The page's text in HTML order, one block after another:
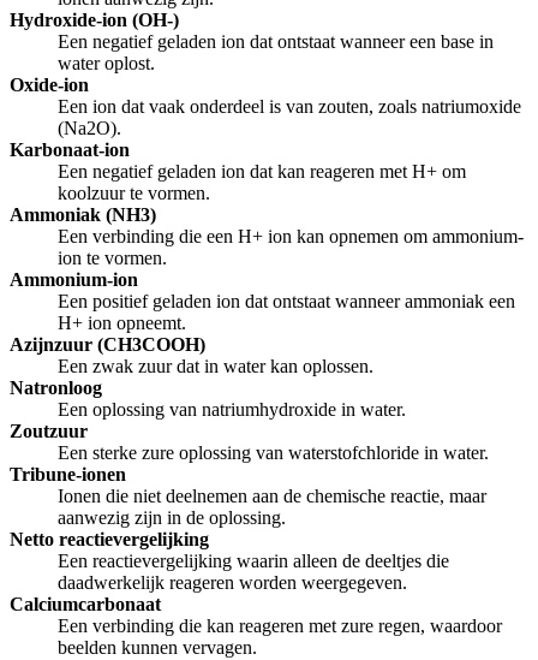
Hydroxide-ion (OH-)
Een negatief geladen ion dat ontstaat wanneer een base in
water oplost.
Oxide-ion
Een ion dat vaak onderdeel is van zouten, zoals natriumoxide
(Na2O).
Karbonaat-ion
Een negatief geladen ion dat kan reageren met H+ om
koolzuur te vormen.
Ammoniak (NH3)
Een verbinding die een H+ ion kan opnemen om ammonium-
ion te vormen.
Ammonium-ion
Een positief geladen ion dat ontstaat wanneer ammoniak een
H+ ion opneemt.
Azijnzuur (CH3COOH)
Een zwak zuur dat in water kan oplossen.
Natronloog
Een oplossing van natriumhydroxide in water.
Zoutzuur
Een sterke zure oplossing van waterstofchloride in water.
Tribune-ionen
Ionen die niet deelnemen aan de chemische reactie, maar
aanwezig zijn in de oplossing.
Netto reactievergelijking
Een reactievergelijking waarin alleen de deeltjes die
daadwerkelijk reageren worden weergegeven.
Calciumcarbonaat
Een verbinding die kan reageren met zure regen, waardoor
beelden kunnen vervagen.